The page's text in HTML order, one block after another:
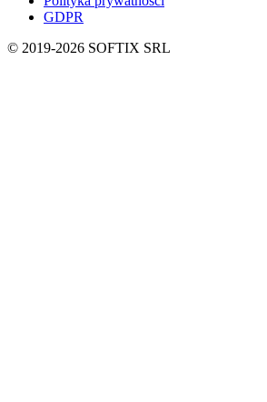
GDPR
© 2019-2026 SOFTIX SRL